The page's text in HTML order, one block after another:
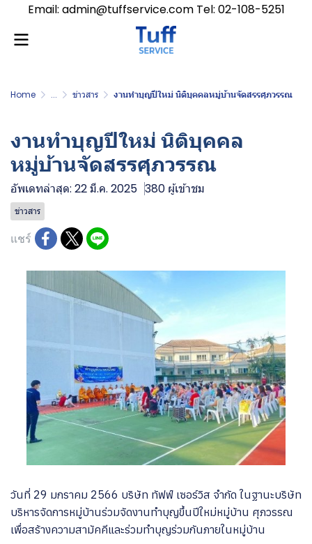
Email: admin@tuffservice.com Tel: 02-108-5251
Home ... ข่าวสาร งานทำบุญปีใหม่ นิติบุคคลหมู่บ้านจัดสรรศุภวรรณ
งานทำบุญปีใหม่ นิติบุคคล
หมู่บ้านจัดสรรศุภวรรณ
อัพเดทล่าสุด: 22 มี.ค. 2025 380 ผู้เข้าชม
ข่าวสาร
แชร์
วันที่ 29 มกราคม 2566 บริษัท ทัฟฟ์ เซอร์วิส จำกัด ในฐานะบริษัท
บริหารจัดการหมู่บ้านร่วมจัดงานทำบุญขึ้นปีใหม่หมู่บ้าน ศุภวรรณ
เพื่อสร้างความสามัคคีและร่วมทำบุญร่วมกันภายในหมู่บ้าน